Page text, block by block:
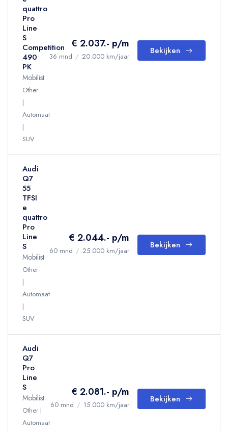
quattro
Pro
Line
S
Competition
490
PK
Mobilist
Other
Automaat
SUV
€ 2.037.- p/m
36 mnd / 20.000 km/jaar
Bekijken
Audi
Q7
55
TFSI
e
quattro
Pro
Line
S
Mobilist
Other
Automaat
SUV
€ 2.044.- p/m
60 mnd / 25.000 km/jaar
Bekijken
Audi
Q7
Pro
Line
S
Mobilist
Other
Automaat
€ 2.081.- p/m
60 mnd / 15.000 km/jaar
Bekijken